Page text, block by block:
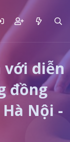
với diễn
đồng
Nội -